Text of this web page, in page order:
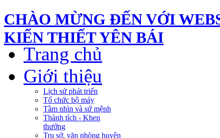
CHÀO MỪNG ĐẾN VỚI
KIẾN THIẾT YÊN BÁI
Trang chủ
Giới thiệu
Lịch sử phát triển
Tổ chức bộ máy
Tầm nhìn và sứ mệnh
Thành tích - Khen
thưởng
Trụ sở, văn phòng huyện